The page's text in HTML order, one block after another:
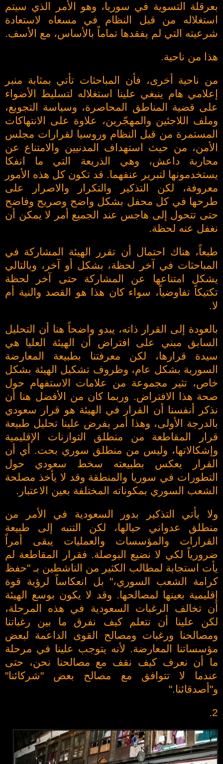
بعرقلة التسوية في سوريا، وهو الأمر الذي سيتم
استغلاله من قبل النظام في مسعاه لاستعادة
شرعيته التي لم يفقدها تماماً بالأساس، مع الأسف.
هذا من ناحية.
من ناحية أخرى، فأن المباحثات تأتي بمثابة منبر
إعلامي هام ينبغي علينا استغلاله لتسليط الأضواء
على قضية المناطق المحاصرة، وسياسة التجويع،
وملف اللاجئين والمهجّرين، علاوة على الانتهاكات
المستمرة من قبل النظام وروسيا لقرارات مجلس
الأمن، من حيث استهداف المدنيين والامتناع عن
محاربة داعش، وهي الذريعة التي ما انفكا
يستخدمونها لتبرير عنفهما. قد تكون كل هذه الأمور
معروفة، لكن التذكير والتكرار والاصرار على
طرحها في كل محفل بشكل واضح وصريح وفاضح
حتى تتحول إلى هاجس عند الجميع أمر لا يمكن أن
نغفل عنه لحظة.
طبعاً، هناك احتمال أن تقرر الهيئة المشاركة في
المباحثات في آخر لحظة، بشكل أو آخر، وبالتالي
يشكل امتناعها عن المشاركة حتى آخر لحظة
تكتيكاً تفاوضياً، سواء كان هذا هو القصد والنية أم
لا.
بالعودة إلى القرار ذاته، يبدو واضحاً هنا أن التحليل
السابق مبني على افتراض أن الهيئة العليا هي
سيدة قرارها، لكن معرفتنا بطبيعة المعارضة
السورية بشكل عام، وظروف تشكيل الهيئة بشكل
خاص، تثير مجموعة من علامات الاستفهام حول
صحة هذا الافتراض. وربما كان من الأفضل هنا أن
نذكر أنفسنا أن القرار في الهيئة هو قرار سعودي
بالدرجة الأولى، وهذا أمر يفرض علينا تحليل طبيعة
قرار المقاطعة من منطلق التوازنات الإقليمية
وإشكالاتها، وليس من منطلق سوري بحت. أي أن
القرار يعكس بطبيعته سخط سعودي حول
التطورات في سوريا والمنطقة وقد لا يأخذ مصلحة
الشعب السوري بمكوناته المختلفة بعين الاعتبار.
ولا يأتي التذكير بدور السعودية في الأمر من
منطلق عدواني حيالها، لكن التنبه إلى طبيعة
القرارات والمؤسسات والعمليات يبقى أمراً
ضرورياً لكي لا نضيع البوصلة. فقرار المقاطعة لم
يأت استجابة لمطالب الكثير من الناشطين بـ "حفظ
كرامة الشعب السوري،" بل انعكاساً لرؤية قوة
إقليمية بعينها لمصالحها. وقد لا يكون بوسع الهيئة
أن تخالف الرغبات السعودية في هذه المرحلة،
لكن علينا أن نتعلم كيف نفرق ما بين رغباتنا
ومصالحنا ورغبات ومصالح القوى الداعمة لبعض
مؤسساتنا المعارضة. لأنه يتوجب علينا في مرحلة
ما أن نعرف كيف نقف مع مصالحنا نحن، حتى
عندما لا تتوافق مع مصالح بعض "شركائنا"
و"أصدقائنا."
2.